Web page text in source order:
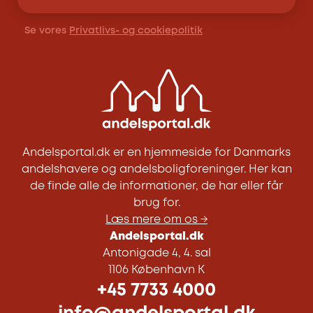
Se vores Privatlivs- og cookiepolitik
Andelsportal.dk er en hjemmeside for Danmarks
andelshavere og andelsboligforeninger. Her kan
de finde alle de informationer, de har eller får
brug for.
Læs mere om os →
Andelsportal.dk
Antonigade 4, 4. sal
1106 København K
+45 7733 4000